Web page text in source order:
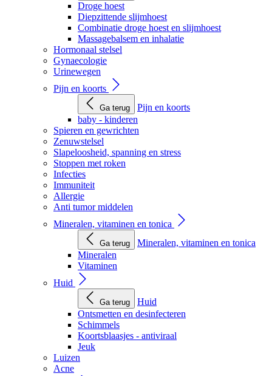
Droge hoest
Diepzittende slijmhoest
Combinatie droge hoest en slijmhoest
Massagebalsem en inhalatie
Hormonaal stelsel
Gynaecologie
Urinewegen
Pijn en koorts
Ga terug
Pijn en koorts
baby - kinderen
Spieren en gewrichten
Zenuwstelsel
Slapeloosheid, spanning en stress
Stoppen met roken
Infecties
Immuniteit
Allergie
Anti tumor middelen
Mineralen, vitaminen en tonica
Ga terug
Mineralen, vitaminen en tonica
Mineralen
Vitaminen
Huid
Ga terug
Huid
Ontsmetten en desinfecteren
Schimmels
Koortsblaasjes - antiviraal
Jeuk
Luizen
Acne